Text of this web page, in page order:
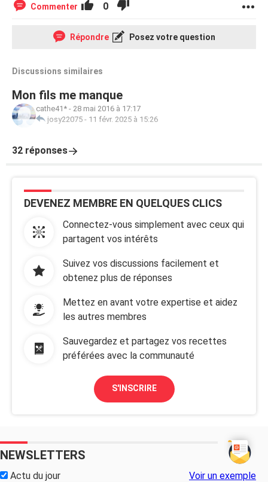
Commenter 0
Répondre Posez votre question
Discussions similaires
Mon fils me manque
cathe41* - 28 mai 2016 à 17:17
josy22075 - 11 févr. 2025 à 15:26
32 réponses
DEVENEZ MEMBRE EN QUELQUES CLICS
Connectez-vous simplement avec ceux qui
partagent vos intérêts
Suivez vos discussions facilement et
obtenez plus de réponses
Mettez en avant votre expertise et aidez
les autres membres
Sauvegardez et partagez vos recettes
préférées avec la communauté
S'INSCRIRE
NEWSLETTERS
Actu du jour Voir un exemple